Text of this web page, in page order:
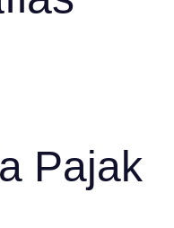
Pajak